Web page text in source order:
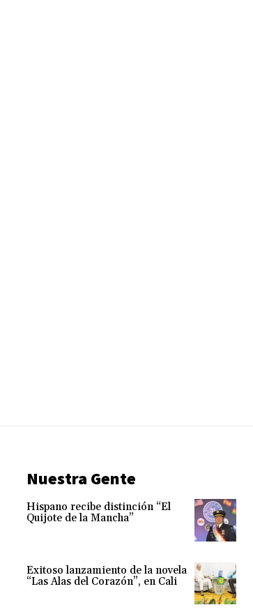
Nuestra Gente
Hispano recibe distinción “El
Quijote de la Mancha”
Exitoso lanzamiento de la novela
“Las Alas del Corazón”, en Cali